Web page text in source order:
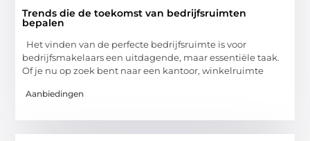
Trends die de toekomst van bedrijfsruimten
bepalen
Het vinden van de perfecte bedrijfsruimte is voor
bedrijfsmakelaars een uitdagende, maar essentiële taak.
Of je nu op zoek bent naar een kantoor, winkelruimte
Aanbiedingen